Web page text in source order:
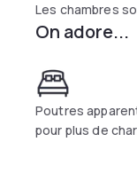
Les chambres
On adore...
Poutres
pour plus de